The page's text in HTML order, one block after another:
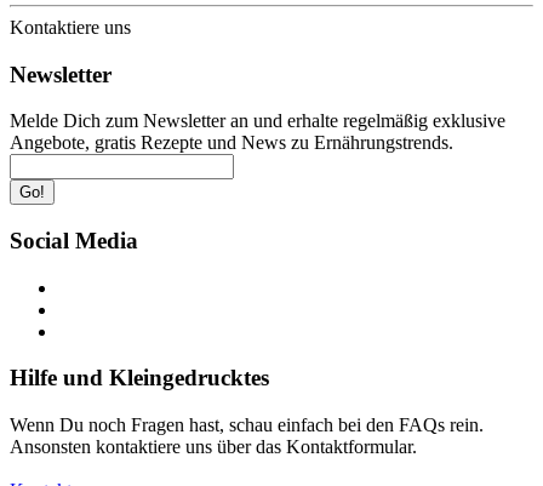
Kontaktiere uns
Newsletter
Melde Dich zum Newsletter an und erhalte regelmäßig exklusive
Angebote, gratis Rezepte und News zu Ernährungstrends.
Go!
Social Media
Hilfe und Kleingedrucktes
Wenn Du noch Fragen hast, schau einfach bei den FAQs rein.
Ansonsten kontaktiere uns über das Kontaktformular.